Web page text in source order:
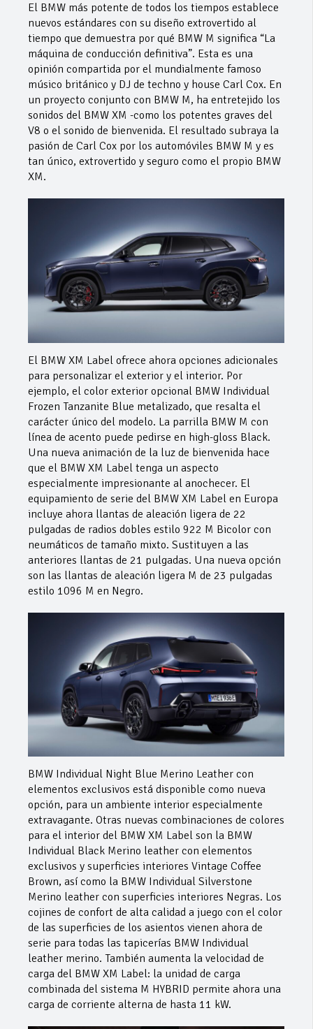
El BMW más potente de todos los tiempos establece
nuevos estándares con su diseño extrovertido al
tiempo que demuestra por qué BMW M significa “La
máquina de conducción definitiva”. Esta es una
opinión compartida por el mundialmente famoso
músico británico y DJ de techno y house Carl Cox. En
un proyecto conjunto con BMW M, ha entretejido los
sonidos del BMW XM -como los potentes graves del
V8 o el sonido de bienvenida. El resultado subraya la
pasión de Carl Cox por los automóviles BMW M y es
tan único, extrovertido y seguro como el propio BMW
XM.
El BMW XM Label ofrece ahora opciones adicionales
para personalizar el exterior y el interior. Por
ejemplo, el color exterior opcional BMW Individual
Frozen Tanzanite Blue metalizado, que resalta el
carácter único del modelo. La parrilla BMW M con
línea de acento puede pedirse en high-gloss Black.
Una nueva animación de la luz de bienvenida hace
que el BMW XM Label tenga un aspecto
especialmente impresionante al anochecer. El
equipamiento de serie del BMW XM Label en Europa
incluye ahora llantas de aleación ligera de 22
pulgadas de radios dobles estilo 922 M Bicolor con
neumáticos de tamaño mixto. Sustituyen a las
anteriores llantas de 21 pulgadas. Una nueva opción
son las llantas de aleación ligera M de 23 pulgadas
estilo 1096 M en Negro.
BMW Individual Night Blue Merino Leather con
elementos exclusivos está disponible como nueva
opción, para un ambiente interior especialmente
extravagante. Otras nuevas combinaciones de colores
para el interior del BMW XM Label son la BMW
Individual Black Merino leather con elementos
exclusivos y superficies interiores Vintage Coffee
Brown, así como la BMW Individual Silverstone
Merino leather con superficies interiores Negras. Los
cojines de confort de alta calidad a juego con el color
de las superficies de los asientos vienen ahora de
serie para todas las tapicerías BMW Individual
leather merino. También aumenta la velocidad de
carga del BMW XM Label: la unidad de carga
combinada del sistema M HYBRID permite ahora una
carga de corriente alterna de hasta 11 kW.